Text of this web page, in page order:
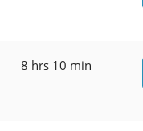
8 hrs 10 min